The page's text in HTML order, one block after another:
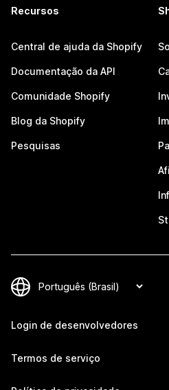
Recursos
Central de ajuda da Shopify
Documentação da API
Comunidade Shopify
Blog da Shopify
Pesquisas
Login de desenvolvedores
Termos de serviço